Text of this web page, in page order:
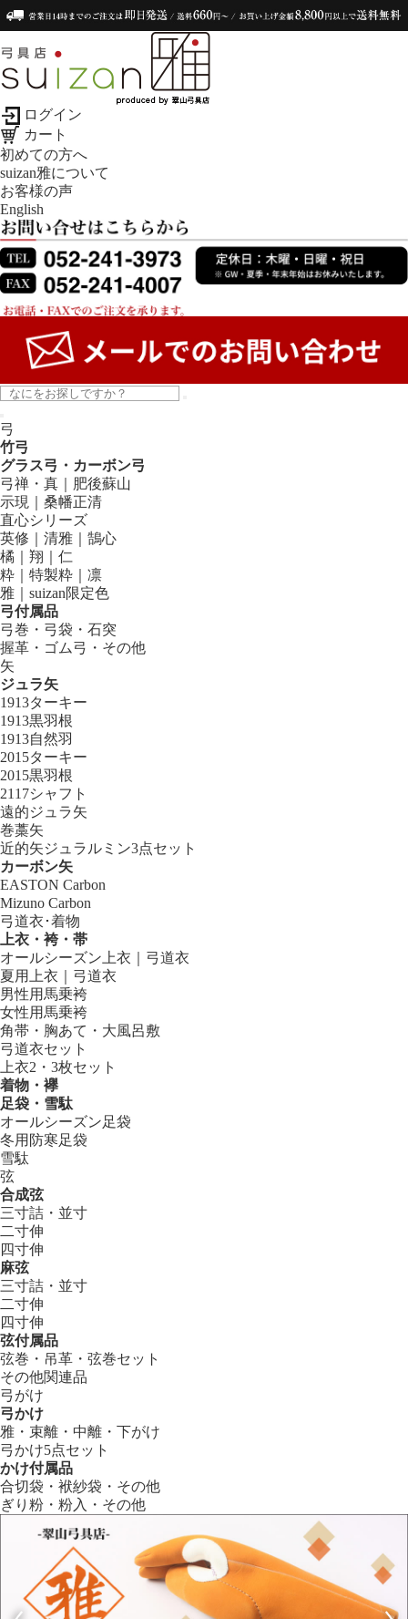
ログイン
カート
初めての方へ
suizan雅について
お客様の声
English
弓
竹弓
グラス弓・カーボン弓
弓禅・真｜肥後蘇山
示現｜桑幡正清
直心シリーズ
英修｜清雅｜鵠心
橘｜翔｜仁
粋｜特製粋｜凛
雅｜suizan限定色
弓付属品
弓巻・弓袋・石突
握革・ゴム弓・その他
矢
ジュラ矢
1913ターキー
1913黒羽根
1913自然羽
2015ターキー
2015黒羽根
2117シャフト
遠的ジュラ矢
巻藁矢
近的矢ジュラルミン3点セット
カーボン矢
EASTON Carbon
Mizuno Carbon
弓道衣･着物
上衣・袴・帯
オールシーズン上衣｜弓道衣
夏用上衣｜弓道衣
男性用馬乗袴
女性用馬乗袴
角帯・胸あて・大風呂敷
弓道衣セット
上衣2・3枚セット
着物・襷
足袋・雪駄
オールシーズン足袋
冬用防寒足袋
雪駄
弦
合成弦
三寸詰・並寸
二寸伸
四寸伸
麻弦
三寸詰・並寸
二寸伸
四寸伸
弦付属品
弦巻・吊革・弦巻セット
その他関連品
弓がけ
弓かけ
雅・束離・中離・下がけ
弓かけ5点セット
かけ付属品
合切袋・袱紗袋・その他
ぎり粉・粉入・その他